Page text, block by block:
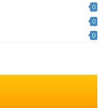
0
0
0